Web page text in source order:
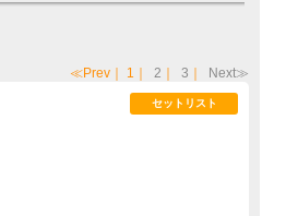
≪Prev ｜ 1 ｜ 2 ｜ 3 ｜ Next≫
セットリスト